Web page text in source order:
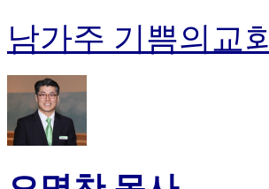
남가주 기쁨의교회